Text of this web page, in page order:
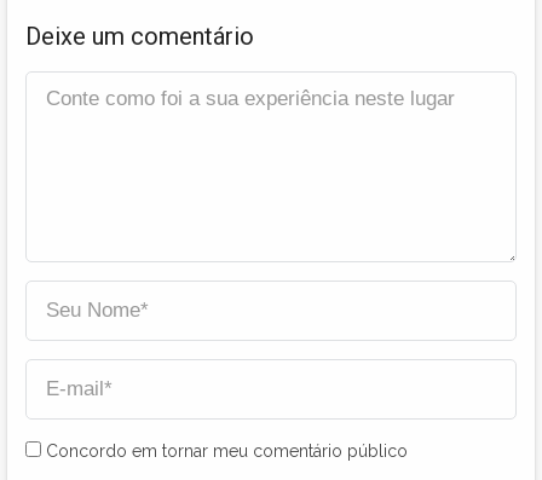
Deixe um comentário
Concordo em tornar meu comentário público